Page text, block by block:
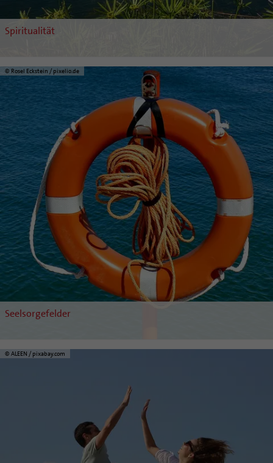
Spiritualität
© Rosel Eckstein / pixelio.de
Seelsorgefelder
© ALEEN / pixabay.com